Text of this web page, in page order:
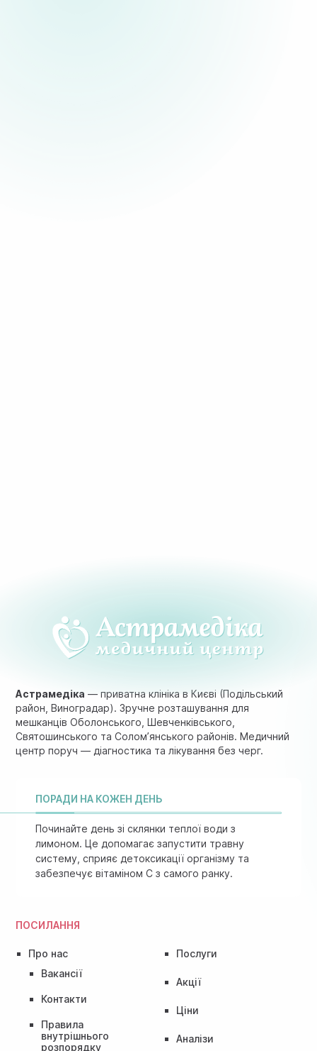
ПОСИЛАННЯ
Про нас
Вакансії
Контакти
Правила
внутрішнього
розпорядку
Послуги
Акції
Ціни
Аналізи
Астрамедіка — приватна клініка в Києві (Подільський
район, Виноградар). Зручне розташування для
мешканців Оболонського, Шевченківського,
Святошинського та Солом’янського районів. Медичний
центр поруч — діагностика та лікування без черг.
ПОРАДИ НА КОЖЕН ДЕНЬ
Починайте день зі склянки теплої води з
лимоном. Це допомагає запустити травну
систему, сприяє детоксикації організму та
забезпечує вітаміном C з самого ранку.